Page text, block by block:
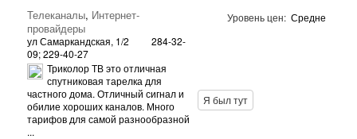
Телеканалы, Интернет-
провайдеры
ул Самаркандская, 1/2
284-32-
09; 229-40-27
Уровень цен: Средне
Триколор ТВ это отличная
спутниковая тарелка для
частного дома. Отличный сигнал и
обилие хороших каналов. Много
тарифов для самой разнообразной
...
Я был тут